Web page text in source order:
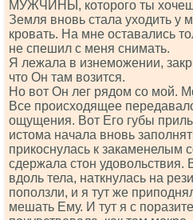
МУЖЧИНЫ, которого ты
Земля вновь стала уходить у
кровать. На мне оставались
не спешил с меня снимать.
Я лежала в изнеможении,
что Он там возится.
Но вот Он лег рядом со мой.
Все происходящее
ощущения. Вот Его губы
истома начала вновь
прикоснулась к закаменелым
сдержала стон удовольствия.
вдоль тела, наткнулась на
поползли, и я тут же
мешать Ему. И тут я с